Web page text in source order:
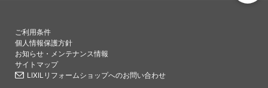
ご利用条件
個人情報保護方針
お知らせ・メンテナンス情報
サイトマップ
LIXILリフォームショップへのお問い合わせ